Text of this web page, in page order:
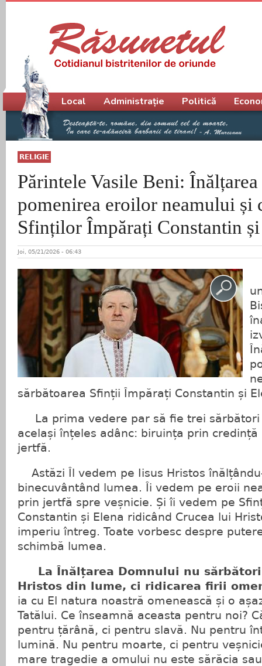
RELIGIE
Părintele Vasile Beni:
pomenirea eroilor neamului și
Sfinților Împărați Constantin
Joi, 05/21/2026 - 06:43
sărbătoarea Sfinții Împărați Constantin și
La prima vedere par să fie trei sărbători
același înțeles adânc: biruința prin
jertfă.
Astăzi Îl vedem pe Iisus Hristos
binecuvântând lumea. Îi vedem pe eroii
prin jertfă spre veșnicie. Și îi vedem pe
Constantin și Elena ridicând Crucea lui
imperiu întreg. Toate vorbesc despre
schimbă lumea.
La Înălțarea Domnului nu
Hristos din lume, ci ridicarea firii
ia cu El natura noastră omenească și o
Tatălui. Ce înseamnă aceasta pentru noi?
pentru țărână, ci pentru slavă. Nu pentru
lumină. Nu pentru moarte, ci pentru
mare tragedie a omului nu este sărăcia
Meniu principal
Local Administrație Politică